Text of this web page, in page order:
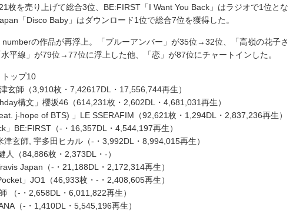
枚を売り上げて総合3位、BE:FIRST「I Want You Back」はラジオで1位とな
「Disco Baby」はダウンロード1位で総合7位を獲得した。
の作品が再浮上。「ブルーアンバー」が35位→32位、「高嶺の花子さ
平線」が79位→77位に浮上した他、「恋」が87位にチャートインした。
ップ10
玄師（3,910枚・7,42617DL・17,556,744再生）
構文」櫻坂46（614,231枚・2,602DL・4,681,031再生）
j-hope of BTS) 」LE SSERAFIM（92,621枚・1,294DL・2,837,236再生）
」BE:FIRST（-・16,357DL・4,544,197再生）
玄師, 宇多田ヒカル（-・3,992DL・8,994,015再生）
人（84,886枚・2,373DL・-）
Japan（-・21,188DL・2,172,314再生）
」JO1（46,933枚・-・2,408,605再生）
（-・2,658DL・6,011,822再生）
（-・1,410DL・5,545,196再生）